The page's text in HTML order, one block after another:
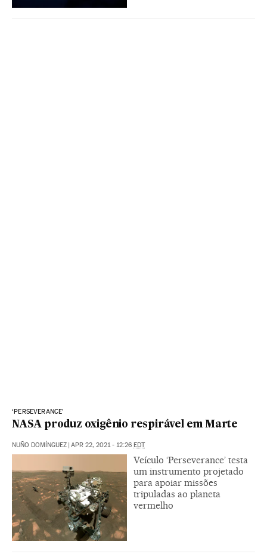
‘PERSEVERANCE’
NASA produz oxigênio respirável em Marte
NUÑO DOMÍNGUEZ | APR 22, 2021 - 12:26 EDT
Veículo ‘Perseverance’ testa
um instrumento projetado
para apoiar missões
tripuladas ao planeta
vermelho